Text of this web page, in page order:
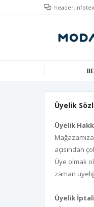
Üyelik
Üyelik
açısından
Üye olmak
zaman
Üyelik İptali